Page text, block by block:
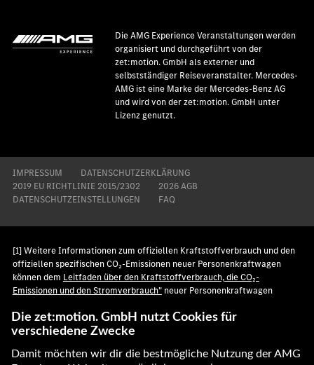
Die AMG Experience Veranstaltungen werden
organisiert und durchgeführt von der
zet:motion. GmbH als externer und
selbstständiger Reiseveranstalter. Mercedes-
AMG ist eine Marke der Mercedes-Benz AG
und wird von der zet:motion. GmbH unter
Lizenz genutzt.
IMPRESSUM
DATENSCHUTZERKLÄRUNG
2019 EU RICHTLINIE 2015/2302
2026 AGB
DATENSCHUTZEINSTELLUNGEN
FAQ
[1] Weitere Informationen zum offiziellen Kraftstoffverbrauch und den
offiziellen spezifischen CO₂-Emissionen neuer Personenkraftwagen
können dem Leitfaden über den Kraftstoffverbrauch, die CO₂-
Emissionen und den Stromverbrauch"neuer Personenkraftwagen
Automobil Treuhand GmbH unterwww.dat.deunentgeltlich erhältlich
ist.
[2] Gemäß WLTP. Technische Angaben zu Verbrauch, Reichweite,